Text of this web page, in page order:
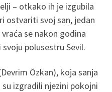
– otkako ih je izgubila
ostvariti svoj san, jedan
se nakon godina
polusestru Sevil.
Özkan), koja sanja
izgradili njezini pokojni